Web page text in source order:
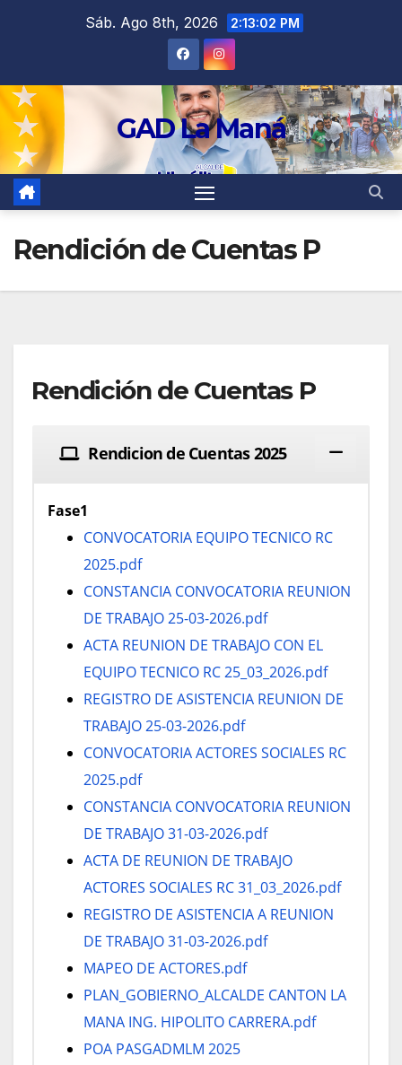
Sáb. Ago 8th, 2026 2:13:03 PM
GAD La Maná
Rendición de Cuentas P
Rendición de Cuentas P
Rendicion de Cuentas 2025
Fase1
CONVOCATORIA EQUIPO TECNICO RC
2025.pdf
CONSTANCIA CONVOCATORIA REUNION
DE TRABAJO 25-03-2026.pdf
ACTA REUNION DE TRABAJO CON EL
EQUIPO TECNICO RC 25_03_2026.pdf
REGISTRO DE ASISTENCIA REUNION DE
TRABAJO 25-03-2026.pdf
CONVOCATORIA ACTORES SOCIALES RC
2025.pdf
CONSTANCIA CONVOCATORIA REUNION
DE TRABAJO 31-03-2026.pdf
ACTA DE REUNION DE TRABAJO
ACTORES SOCIALES RC 31_03_2026.pdf
REGISTRO DE ASISTENCIA A REUNION
DE TRABAJO 31-03-2026.pdf
MAPEO DE ACTORES.pdf
PLAN_GOBIERNO_ALCALDE CANTON LA
MANA ING. HIPOLITO CARRERA.pdf
POA PASGADMLM 2025